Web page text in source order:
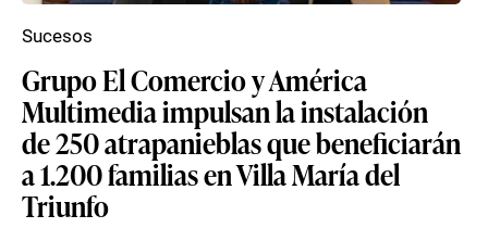
Grupo El Comercio y América
Multimedia impulsan la instalación
de 250 atrapanieblas que beneficiarán
a 1.200 familias en Villa María del
Triunfo
Sucesos